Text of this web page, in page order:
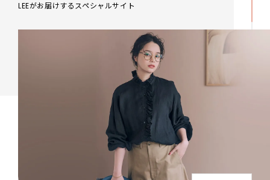
LEEがお届けするスペシャルサイト